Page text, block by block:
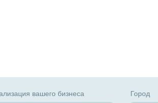
вашего бизнеса Город